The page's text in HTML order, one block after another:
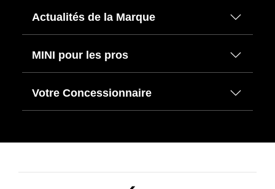
Actualités de la Marque
MINI pour les pros
Votre Concessionnaire